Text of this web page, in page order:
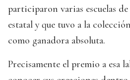
participaron varias escuelas
estatal y que tuvo a la
como ganadora absoluta.
Precisamente el premio a esa